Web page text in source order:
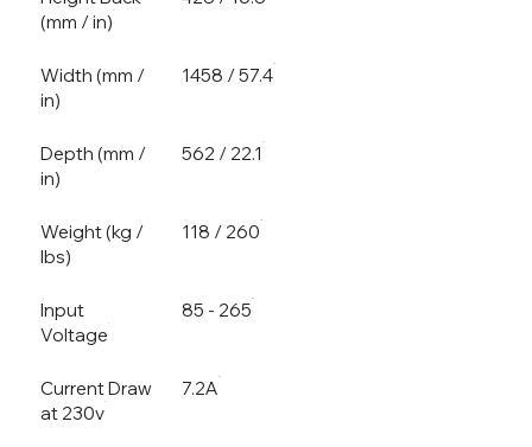
(mm / in)
Width (mm /
in)
1458 / 57.4
Depth (mm /
in)
562 / 22.1
Weight (kg /
lbs)
118 / 260
Input
Voltage
85 - 265
Current Draw
at 230v
7.2A